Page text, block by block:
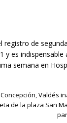
registro de
y es
semana en
Concepción, Valdés
de la plaza San